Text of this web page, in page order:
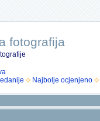
fotografija
Najbolje ocjenjeno